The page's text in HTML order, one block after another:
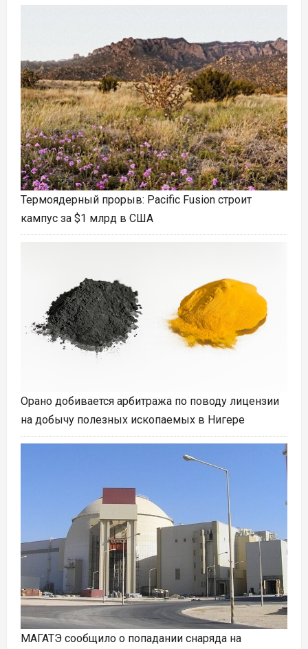
Термоядерный прорыв: Pacific Fusion строит
кампус за $1 млрд в США
Орано добивается арбитража по поводу лицензии
на добычу полезных ископаемых в Нигере
МАГАТЭ сообщило о попадании снаряда на